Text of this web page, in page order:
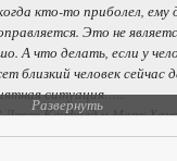
кто-то приболел, ему
Это не
А что делать, если у
человек сейчас
ситуация…..
Кенфилд и Марк
во всех магазинах
Развернуть